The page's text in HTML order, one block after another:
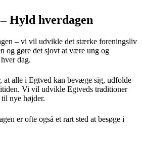
Hyld hverdagen
– vi vil udvikle det stærke foreningsliv
og gøre det sjovt at være ung og
dag.
at alle i Egtved kan bevæge sig, udfolde
Vi vil udvikle Egtveds traditioner
nye højder.
er ofte også et rart sted at besøge i